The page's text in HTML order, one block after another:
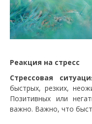
Реакция на стресс
Стрессовая
быстрых, резких,
Позитивных или
важно. Важно, что